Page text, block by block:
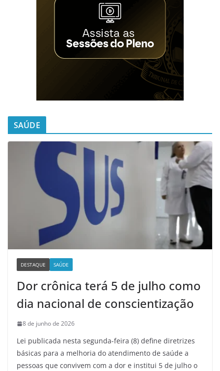
SAÚDE
DESTAQUE SAÚDE
Dor crônica terá 5 de julho como
dia nacional de conscientização
8 de junho de 2026
Lei publicada nesta segunda-feira (8) define diretrizes
básicas para a melhoria do atendimento de saúde a
pessoas que convivem com a dor e institui 5 de julho o